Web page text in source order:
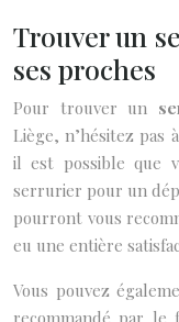
Trouver un
ses proches
Pour trouver un
Liège, n’hésitez pas
il est possible que
serrurier pour un
pourront vous
eu une entière
Vous pouvez
recommandé par le